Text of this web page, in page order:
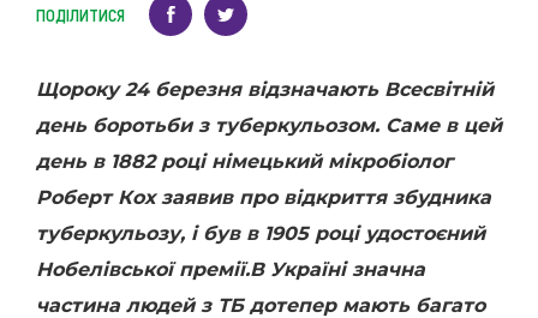
Фотогалерея
ПОДІЛИТИСЯ
Щороку 24 березня відзначають Всесвітній
день боротьби з туберкульозом. Саме в цей
день в 1882 році німецький мікробіолог
Роберт Кох заявив про відкриття збудника
туберкульозу, і був в 1905 році удостоєний
Нобелівської премії.В Україні значна
частина людей з ТБ дотепер мають багато